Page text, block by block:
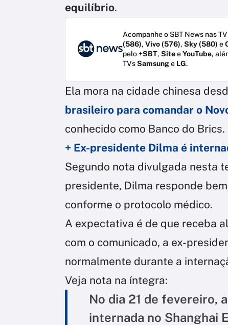
equilíbrio.
Acompanhe o SBT News nas
(586), Vivo (576), Sky (580) e
pelo+SBT, SiteeYouTube,
TVsSamsunge LG.
Ela mora na cidade chinesa
brasileiro para comandar o
conhecido como Banco do Brics.
+ Ex-presidente Dilma é
Segundo nota divulgada nesta
presidente, Dilma responde
conforme o protocolo médico.
A expectativa é de que receba
com o comunicado, a ex-
normalmente durante a
Veja nota na íntegra:
No dia 21 de fevereiro,
internada no Shanghai